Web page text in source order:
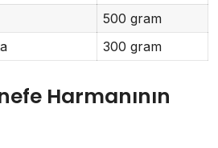
500 gram
300 gram
Harmanının